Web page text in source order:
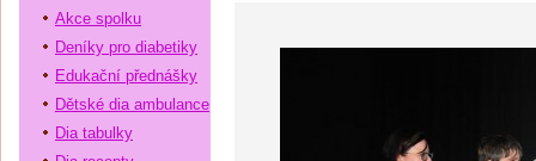
Akce spolku
Deníky pro diabetiky
Edukační přednášky
Dětské dia ambulance
Dia tabulky